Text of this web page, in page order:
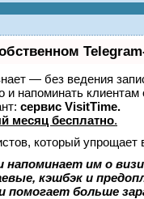
— без ведения
и напоминать
сервис VisitTime.
месяц бесплатно.
который упрощает
напоминает им о
кэшбэк и
помогает больше